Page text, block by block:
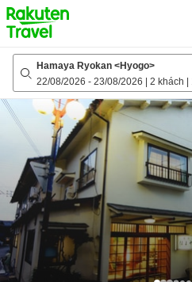
to
top
page
Hamaya Ryokan <Hyogo>
22/08/2026 - 23/08/2026 2 khách